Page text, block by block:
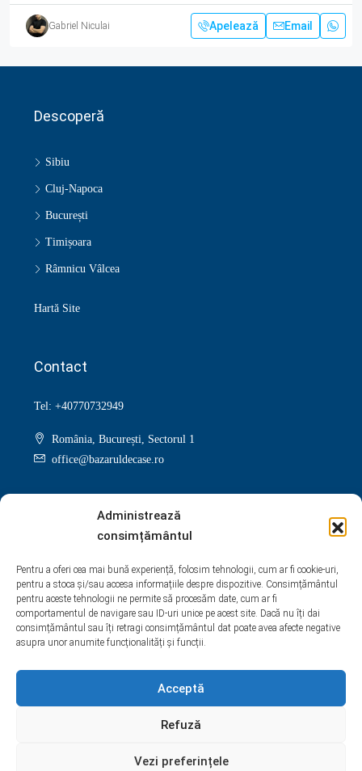
Administrează
consimțământul
Pentru a oferi cea mai bună experiență, folosim tehnologii, cum ar fi cookie-uri,
pentru a stoca și/sau accesa informațiile despre dispozitive. Consimțământul
pentru aceste tehnologii ne permite să procesăm date, cum ar fi
comportamentul de navigare sau ID-uri unice pe acest site. Dacă nu îți dai
consimțământul sau îți retragi consimțământul dat poate avea afecte negative
asupra unor anumite funcționalități și funcții.
Acceptă
Refuză
Vezi preferințele
Gabriel Niculai Apelează Email
Descoperă
Sibiu
Cluj-Napoca
București
Timișoara
Râmnicu Vâlcea
Hartă Site
Contact
Tel: +40770732949
România, București, Sectorul 1
office@bazaruldecase.ro
Facebook Instagram Linkedin
Google + Youtube Pinterest Yelp
WhatsApp